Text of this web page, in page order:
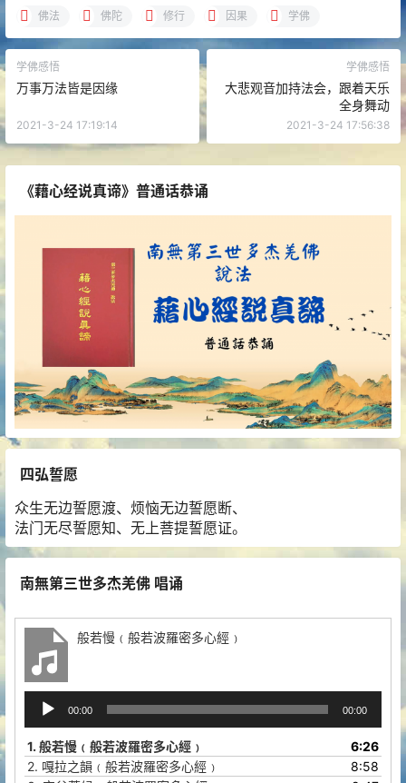
佛法 佛陀 修行 因果 学佛
学佛感悟
万事万法皆是因缘
2021-3-24 17:19:14
学佛感悟
大悲观音加持法会，跟着天乐
全身舞动
2021-3-24 17:56:38
《藉心经说真谛》普通话恭诵
四弘誓愿
众生无边誓愿渡、烦恼无边誓愿断、
法门无尽誓愿知、无上菩提誓愿证。
南無第三世多杰羌佛 唱诵
般若慢﹙般若波羅密多心經﹚
播
放
器
00:00 00:00
1. 般若慢﹙般若波羅密多心經﹚
6:26
2. 嘎拉之韻﹙般若波羅密多心經﹚
8:58